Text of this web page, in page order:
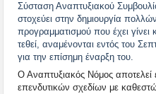
Σύσταση Αναπτυξιακού
στοχεύει στην δημιουργία
προγραμματισμού που έχει
τεθεί, αναμένονται εντός του
για την επίσημη έναρξη του.
Ο Αναπτυξιακός Νόμος
επενδυτικών σχεδίων με